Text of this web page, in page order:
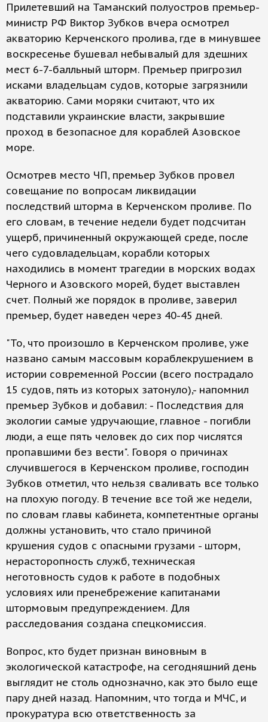
Прилетевший на Таманский полуостров премьер-
министр РФ Виктор Зубков вчера осмотрел
акваторию Керченского пролива, где в минувшее
воскресенье бушевал небывалый для здешних
мест 6-7-балльный шторм. Премьер пригрозил
исками владельцам судов, которые загрязнили
акваторию. Сами моряки считают, что их
подставили украинские власти, закрывшие
проход в безопасное для кораблей Азовское
море.
Осмотрев место ЧП, премьер Зубков провел
совещание по вопросам ликвидации
последствий шторма в Керченском проливе. По
его словам, в течение недели будет подсчитан
ущерб, причиненный окружающей среде, после
чего судовладельцам, корабли которых
находились в момент трагедии в морских водах
Черного и Азовского морей, будет выставлен
счет. Полный же порядок в проливе, заверил
премьер, будет наведен через 40-45 дней.
"То, что произошло в Керченском проливе, уже
названо самым массовым кораблекрушением в
истории современной России (всего пострадало
15 судов, пять из которых затонуло),- напомнил
премьер Зубков и добавил: - Последствия для
экологии самые удручающие, главное - погибли
люди, а еще пять человек до сих пор числятся
пропавшими без вести". Говоря о причинах
случившегося в Керченском проливе, господин
Зубков отметил, что нельзя сваливать все только
на плохую погоду. В течение все той же недели,
по словам главы кабинета, компетентные органы
должны установить, что стало причиной
крушения судов с опасными грузами - шторм,
нерасторопность служб, техническая
неготовность судов к работе в подобных
условиях или пренебрежение капитанами
штормовым предупреждением. Для
расследования создана спецкомиссия.
Вопрос, кто будет признан виновным в
экологической катастрофе, на сегодняшний день
выглядит не столь однозначно, как это было еще
пару дней назад. Напомним, что тогда и МЧС, и
прокуратура всю ответственность за